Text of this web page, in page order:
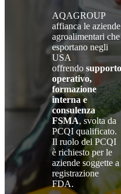
AQAGROUP
affianca le aziende
agroalimentari che
esportano negli
USA
offrendo supporto
operativo,
formazione
interna e
consulenza
FSMA, svolta da
PCQI qualificato.
Il ruolo del PCQI
è richiesto per le
aziende soggette a
registrazione
FDA.